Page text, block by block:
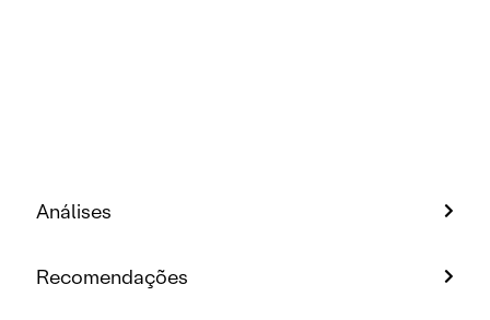
Análises
Recomendações